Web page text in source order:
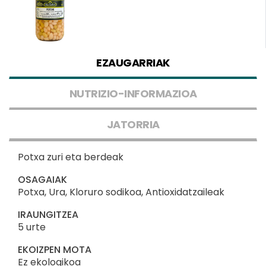
EZAUGARRIAK
NUTRIZIO-INFORMAZIOA
JATORRIA
Potxa zuri eta berdeak
OSAGAIAK
Potxa, Ura, Kloruro sodikoa, Antioxidatzaileak
IRAUNGITZEA
5 urte
EKOIZPEN MOTA
Ez ekologikoa